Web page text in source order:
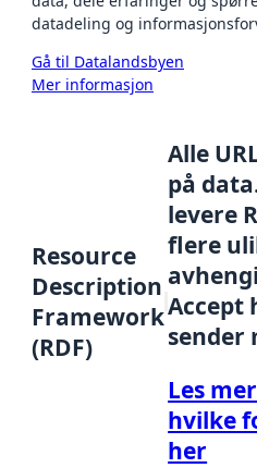
datadeling og
Gå til Datalandsbyen
Mer informasjon
Resource
Description
Framework
(RDF)
Alle
på
levere
flere
Accept
sender
Les
hvilke
her